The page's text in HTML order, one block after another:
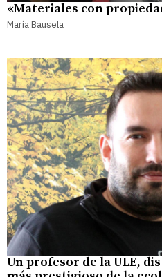
«Materiales con
María Bausela
Un profesor de la ULE,